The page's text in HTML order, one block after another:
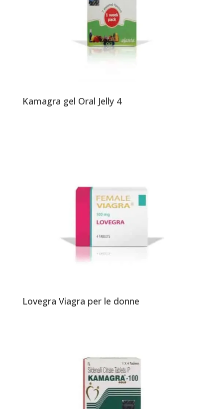
Kamagra gel Oral Jelly 4
Lovegra Viagra per le donne